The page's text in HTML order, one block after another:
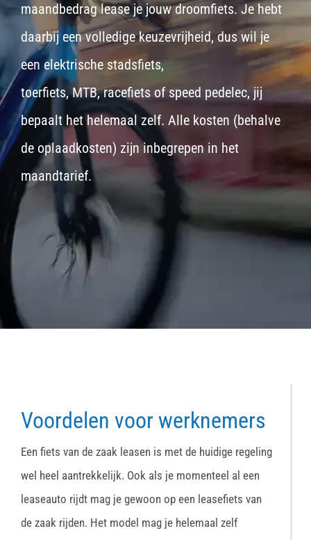
maandbedrag lease je jouw droomfiets. Je hebt
daarbij een volledige keuzevrijheid, dus wil je
eenelektrische stadsfiets,
toerfiets,MTB,racefietsof speed pedelec, jij
bepaalt het helemaal zelf. Alle kosten (behalve
de oplaadkosten) zijn inbegrepen in het
maandtarief.
Voordelen voor werknemers
Een fiets van de zaak leasen is met de huidige regeling
wel heel aantrekkelijk. Ook als je momenteel al een
leaseauto rijdt mag je gewoon op een leasefiets van
de zaak rijden. Het model mag je helemaal zelf